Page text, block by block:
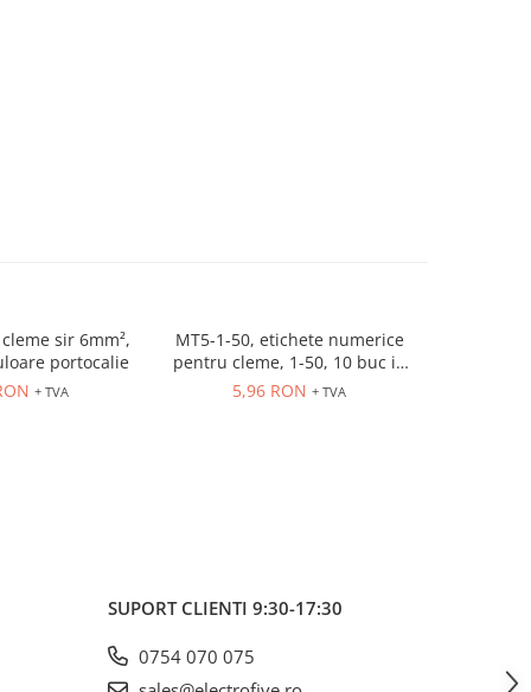
cleme sir 6mm²,
portocalie
+ TVA
MT5-1-50, etichete numerice
pentru cleme, 1-50, 10 buc in
cutie
5,96 RON + TVA
SUPORT CLIENTI 9:30-17:30
0754 070 075